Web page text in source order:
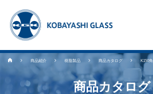
商品紹介 樹脂製品 商品カタログ K150角
商品カタログ